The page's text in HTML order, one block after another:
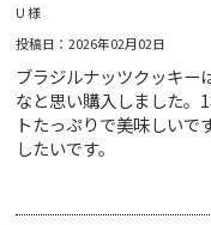
ベネフィットティー
インフュージョンテ
ジンジャースナップ
ノンカフェインティ
ペアリングセット
オーツクランチビス
ペアリングセット
U 様
投稿日：2026年02月02日
ブラジルナッツクッキー
なと思い購入しました。
トたっぷりで美味しいで
したいです。